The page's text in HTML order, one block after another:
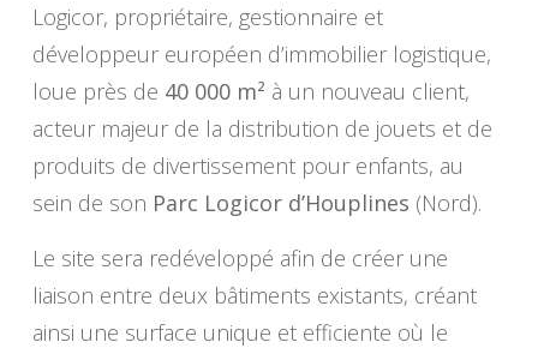
Logicor, propriétaire, gestionnaire et
développeur européen d’immobilier logistique,
loue près de 40 000 m² à un nouveau client,
acteur majeur de la distribution de jouets et de
produits de divertissement pour enfants, au
sein de son Parc Logicor d’Houplines (Nord).
Le site sera redéveloppé afin de créer une
liaison entre deux bâtiments existants, créant
ainsi une surface unique et efficiente où le